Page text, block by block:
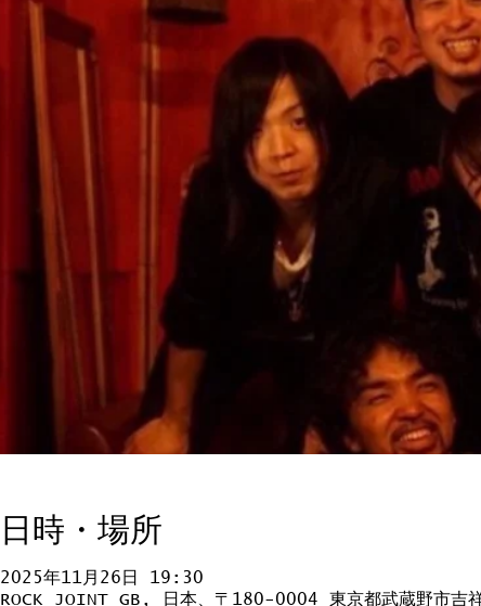
日時・場所
2025年11月26日 19:30
ROCK JOINT GB, 日本、〒180-0004 東京都武蔵野市吉祥